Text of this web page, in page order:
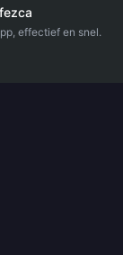
effectief en snel.